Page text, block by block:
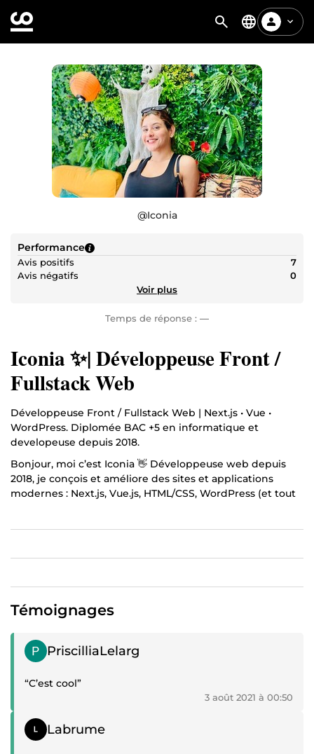
@Iconia
Performance
Avis positifs
7
Avis négatifs
0
Voir plus
Temps de réponse : —
Iconia ✨| Développeuse Front /
Fullstack Web
Développeuse Front / Fullstack Web | Next.js • Vue •
WordPress. Diplomée BAC +5 en informatique et
developeuse depuis 2018.
Bonjour, moi c’est Iconia 👋 Développeuse web depuis
2018, je conçois et améliore des sites et applications
modernes : Next.js, Vue.js, HTML/CSS, WordPress (et tout
une communication claire et des livrables faciles à
intégration à faire ou des bugs à corriger ? Écris-moi et
on cadrera ton besoin rapidement.
Témoignages
Témoignage positif
PriscilliaLelarg
“C’est cool”
3 août 2021 à 00:50
Témoignage positif
Labrume